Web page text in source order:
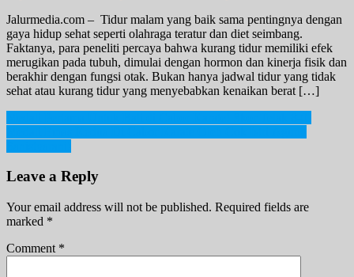
Jalurmedia.com – Tidur malam yang baik sama pentingnya dengan
gaya hidup sehat seperti olahraga teratur dan diet seimbang.
Faktanya, para peneliti percaya bahwa kurang tidur memiliki efek
merugikan pada tubuh, dimulai dengan hormon dan kinerja fisik dan
berakhir dengan fungsi otak. Bukan hanya jadwal tidur yang tidak
sehat atau kurang tidur yang menyebabkan kenaikan berat […]
Post
navigation
Leave a Reply
Your email address will not be published. Required fields are
marked *
Comment *